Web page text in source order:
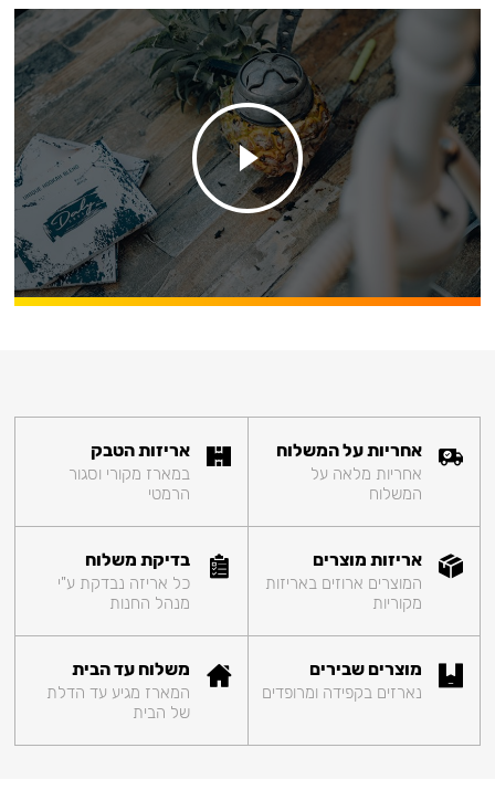
אחריות על המשלוח
אחריות מלאה על
המשלוח
אריזות הטבק
במארז מקורי וסגור
הרמטי
אריזות מוצרים
המוצרים ארוזים באריזות
מקוריות
בדיקת משלוח
כל אריזה נבדקת ע"י
מנהל החנות
מוצרים שבירים
נארזים בקפידה ומרופדים
משלוח עד הבית
המארז מגיע עד הדלת
של הבית